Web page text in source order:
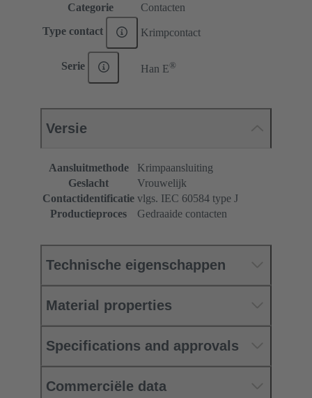
Categorie Contacten
Type contact Krimpcontact
Serie Han E®
Versie
Aansluitmethode
Krimpaansluiting
Geslacht
Vrouwelijk
Contactidentificatie vlgs. IEC 60584 type J
Productieproces
Gedraaide contacten
Technische eigenschappen
Material properties
Specifications and approvals
Commerciële data